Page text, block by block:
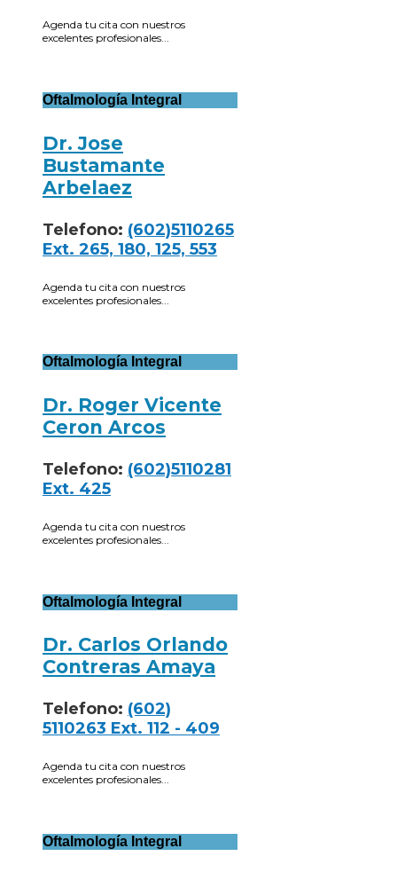
Agenda tu cita con nuestros
excelentes profesionales...
Oftalmología Integral
Dr. Jose
Bustamante
Arbelaez
Telefono: (602)5110265
Ext. 265, 180, 125, 553
Agenda tu cita con nuestros
excelentes profesionales...
Oftalmología Integral
Dr. Roger Vicente
Ceron Arcos
Telefono: (602)5110281
Ext. 425
Agenda tu cita con nuestros
excelentes profesionales...
Oftalmología Integral
Dr. Carlos Orlando
Contreras Amaya
Telefono: (602)
5110263 Ext. 112 - 409
Agenda tu cita con nuestros
excelentes profesionales...
Oftalmología Integral